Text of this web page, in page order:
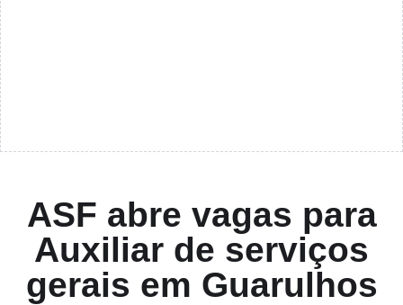
ASF abre vagas para
Auxiliar de serviços
gerais em Guarulhos